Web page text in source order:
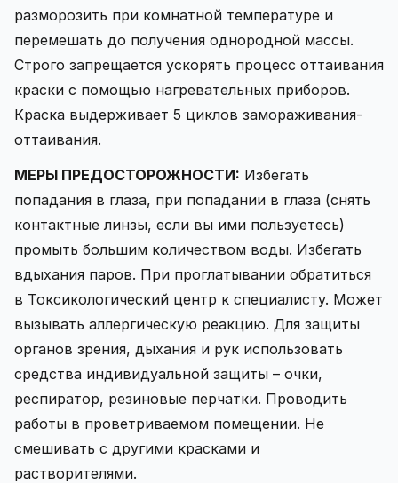
разморозить при комнатной температуре и
перемешать до получения однородной массы.
Строго запрещается ускорять процесс оттаивания
краски с помощью нагревательных приборов.
Краска выдерживает 5 циклов замораживания-
оттаивания.
МЕРЫ ПРЕДОСТОРОЖНОСТИ: Избегать
попадания в глаза, при попадании в глаза (снять
контактные линзы, если вы ими пользуетесь)
промыть большим количеством воды. Избегать
вдыхания паров. При проглатывании обратиться
в Токсикологический центр к специалисту. Может
вызывать аллергическую реакцию. Для защиты
органов зрения, дыхания и рук использовать
средства индивидуальной защиты – очки,
респиратор, резиновые перчатки. Проводить
работы в проветриваемом помещении. Не
смешивать с другими красками и
растворителями.